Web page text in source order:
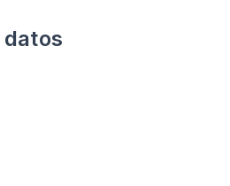
datos